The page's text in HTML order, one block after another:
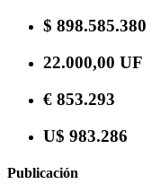
$ 898.585.380
22.000,00 UF
€ 853.293
U$ 983.286
Publicación